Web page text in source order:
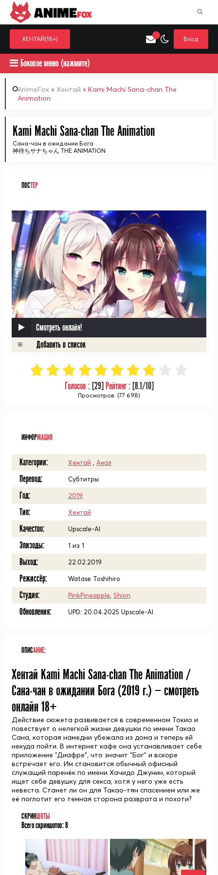
Выберите одну категорию для поиска
ANIMEFOX
ХЕНТАЙ(18+) Вход
Боковое меню (нажмите)
AnimeFox » Хентай » Kami Machi Sana-chan The
Animation
Kami Machi Sana-chan The Animation
Сана-чан в ожидании Бога
神待ちサナちゃん THE ANIMATION
ПОСТЕР
Смотреть онлайн!
Голосов : [29] Рейтинг : [8.1/10]
Просмотров: (77 698)
ИНФОРМАЦИЯ
Категории: Хентай Анал
Перевод: Субтитры
Год: 2019
Тип: Хентай
Качество: Upscale-AI
Эпизоды: 1 из 1
Выход: 22.02.2019
Режиссёр: Watase Toshihiro
Студия: PinkPineapple Shion
Обновления: UPD: 20.04.2025 Upscale-AI
ОПИСАНИЕ:
Хентай Kami Machi Sana-chan The Animation /
Сана-чан в ожидании Бога (2019 г.) — смотреть
онлайн 18+
Действие сюжета развивается в современном Токио и
повествует о нелегкой жизни девушки по имени Такао
Сана, которая намедни убежала из дома и теперь ей
некуда пойти. В интернет кафе она устанавливает себе
приложение "Диафре", что значит "Бог" и вскоре
встречает его. Им становится обычный офисный
служащий паренёк по имени Хачидо Джунин, который
ищет себе девушку для секса, хотя у него уже есть
невеста. Станет ли он для Такао-тян спасением или же
её поглотит его темная сторона разврата и похоти?
СКРИН ШОТЫ
Всего скриншотов:8